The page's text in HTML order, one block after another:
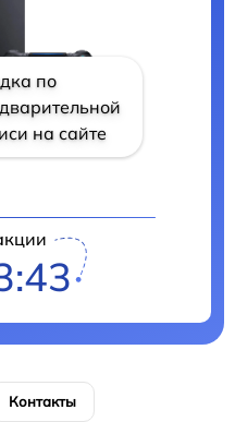
по
на сайте
Контакты